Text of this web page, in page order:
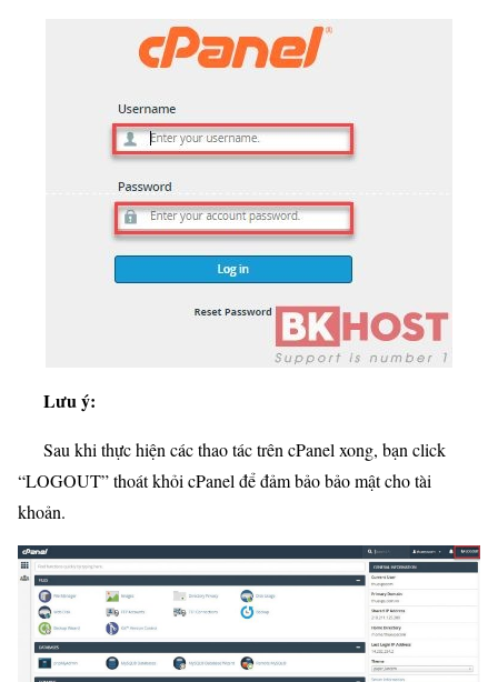
Lưu ý:
Sau khi thực hiện các thao tác trên cPanel xong, bạn click
“LOGOUT” thoát khỏi cPanel để đảm bảo bảo mật cho tài
khoản.